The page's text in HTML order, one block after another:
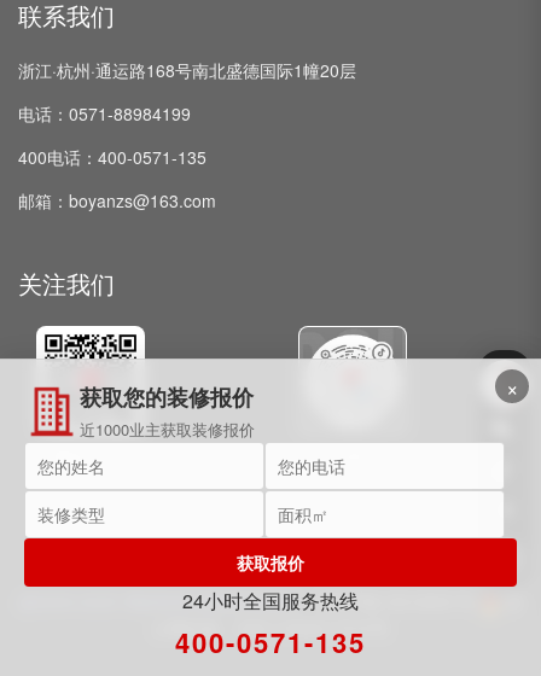
联系我们
浙江·杭州·通运路168号南北盛德国际1幢20层
电话：0571-88984199
400电话：400-0571-135
邮箱：boyanzs@163.com
关注我们
微信公众号 抖音
@2009-2025 博妍装饰 保留所有权利。浙ICP备15018091号
公网安备：33011002017072号
获取您的装修报价
近1000业主获取装修报价
获取报价
24小时全国服务热线
400-0571-135
×